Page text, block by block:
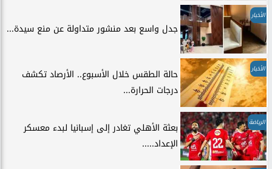
الأخبار
جدل واسع بعد منشور متداولة عن منع سيدة...
الأخبار
حالة الطقس خلال الأسبوع.. الأرصاد تكشف
درجات الحرارة...
الرياضة
بعثة الأهلي تغادر إلى إسبانيا لبدء معسكر
الإعداد.....